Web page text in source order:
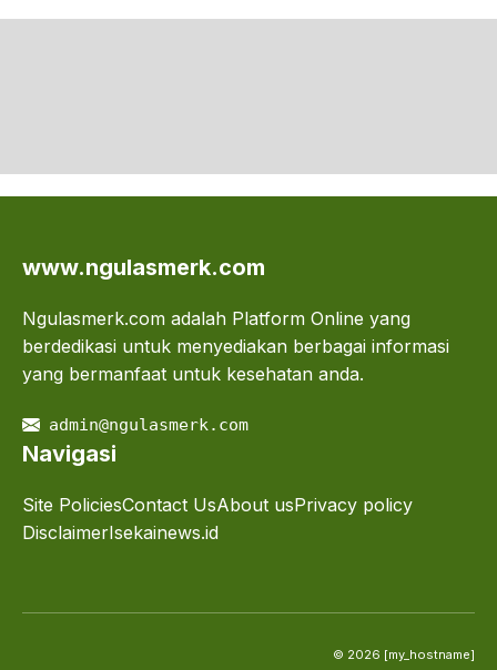
www.ngulasmerk.com
Ngulasmerk.com adalah Platform Online yang
berdedikasi untuk menyediakan berbagai informasi
yang bermanfaat untuk kesehatan anda.
admin@ngulasmerk.com
Navigasi
Site PoliciesContact UsAbout usPrivacy policy
DisclaimerIsekainews.id
© 2026 [my_hostname]